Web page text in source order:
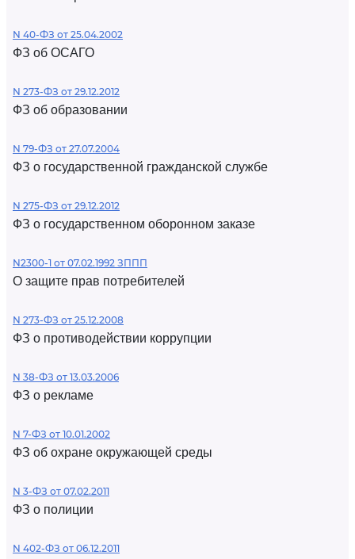
N 40-ФЗ от 25.04.2002
ФЗ об ОСАГО
N 273-ФЗ от 29.12.2012
ФЗ об образовании
N 79-ФЗ от 27.07.2004
ФЗ о государственной гражданской службе
N 275-ФЗ от 29.12.2012
ФЗ о государственном оборонном заказе
N2300-1 от 07.02.1992 ЗППП
О защите прав потребителей
N 273-ФЗ от 25.12.2008
ФЗ о противодействии коррупции
N 38-ФЗ от 13.03.2006
ФЗ о рекламе
N 7-ФЗ от 10.01.2002
ФЗ об охране окружающей среды
N 3-ФЗ от 07.02.2011
ФЗ о полиции
N 402-ФЗ от 06.12.2011